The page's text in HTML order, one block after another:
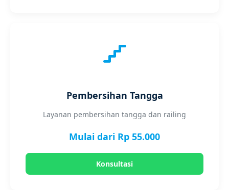
Pembersihan Tangga
Layanan pembersihan tangga dan railing
Mulai dari Rp 55.000
Konsultasi